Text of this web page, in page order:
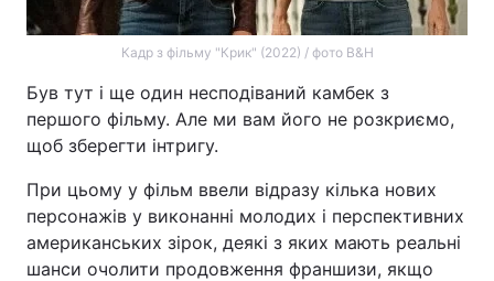
Кадр з фільму "Крик" (2022) / фото B&H
Був тут і ще один несподіваний камбек з
першого фільму. Але ми вам його не розкриємо,
щоб зберегти інтригу.
При цьому у фільм ввели відразу кілька нових
персонажів у виконанні молодих і перспективних
американських зірок, деякі з яких мають реальні
шанси очолити продовження франшизи, якщо